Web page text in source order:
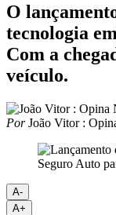
O
tecnologia
Com a
veículo.
PorJoão Vitor :
Seguro Auto
A-
A+